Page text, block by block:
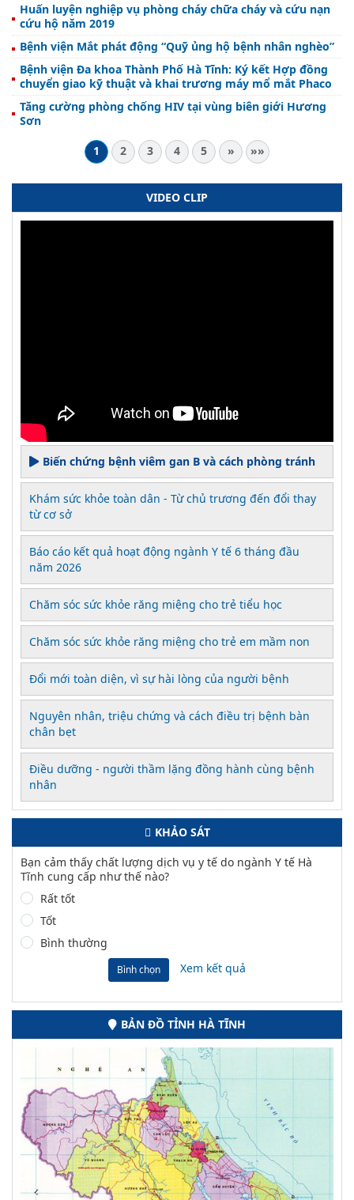
Huấn luyện nghiệp vụ phòng cháy chữa cháy và cứu nạn
cứu hộ năm 2019
Bệnh viện Mắt phát động “Quỹ ủng hộ bệnh nhân nghèo”
Bệnh viện Đa khoa Thành Phố Hà Tĩnh: Ký kết Hợp đồng
chuyển giao kỹ thuật và khai trương máy mổ mắt Phaco
Tăng cường phòng chống HIV tại vùng biên giới Hương
Sơn
1
2 3 4 5 » »»
VIDEO CLIP
Biến chứng bệnh viêm gan B và cách phòng tránh
Khám sức khỏe toàn dân - Từ chủ trương đến đổi thay
từ cơ sở
Báo cáo kết quả hoạt động ngành Y tế 6 tháng đầu
năm 2026
Chăm sóc sức khỏe răng miệng cho trẻ tiểu học
Chăm sóc sức khỏe răng miệng cho trẻ em mầm non
Đổi mới toàn diện, vì sự hài lòng của người bệnh
Nguyên nhân, triệu chứng và cách điều trị bệnh bàn
chân bẹt
Điều dưỡng - người thầm lặng đồng hành cùng bệnh
nhân
KHẢO SÁT
Bạn cảm thấy chất lượng dịch vụ y tế do ngành Y tế Hà
Tĩnh cung cấp như thế nào?
Rất tốt
Tốt
Bình thường
Bình chọn Xem kết quả
BẢN ĐỒ TỈNH HÀ TĨNH